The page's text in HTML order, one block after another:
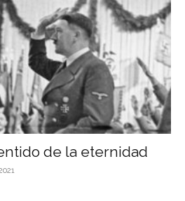
de la eternidad